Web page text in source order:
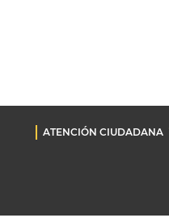
ATENCIÓN CIUDADANA